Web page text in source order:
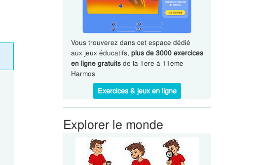
Vous trouverez dans cet espace dédié
aux jeux éducatifs, plus de 3000 exercices
en ligne gratuitsde la 1ere à 11eme
Harmos
Exercices & jeux en ligne
Explorer le monde